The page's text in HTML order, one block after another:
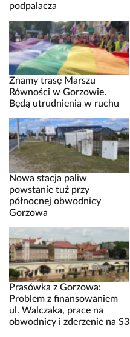
podpalacza
Znamy trasę Marszu
Równości w Gorzowie.
Będą utrudnienia w ruchu
Nowa stacja paliw
powstanie tuż przy
północnej obwodnicy
Gorzowa
Prasówka z Gorzowa:
Problem z finansowaniem
ul. Walczaka, prace na
obwodnicy i zderzenie na S3